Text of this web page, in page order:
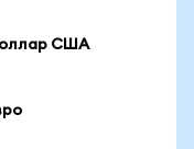
США